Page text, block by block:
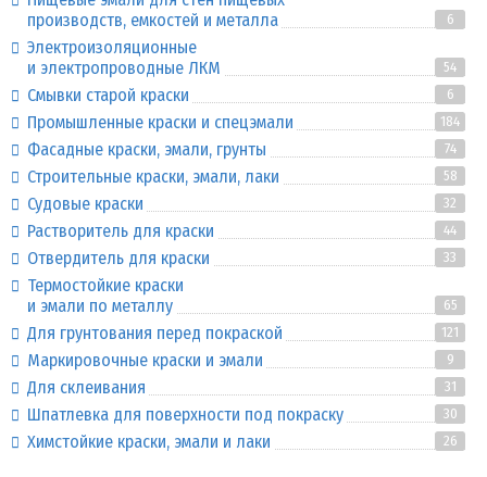
производств, емкостей и металла
6
Электроизоляционные
и электропроводные ЛКМ
54
Смывки старой краски 6
Промышленные краски и спецэмали 184
Фасадные краски, эмали, грунты 74
Строительные краски, эмали, лаки 58
Судовые краски 32
Растворитель для краски 44
Отвердитель для краски 33
Термостойкие краски
и эмали по металлу
65
Для грунтования перед покраской 121
Маркировочные краски и эмали 9
Для склеивания 31
Шпатлевка для поверхности под покраску 30
Химстойкие краски, эмали и лаки 26